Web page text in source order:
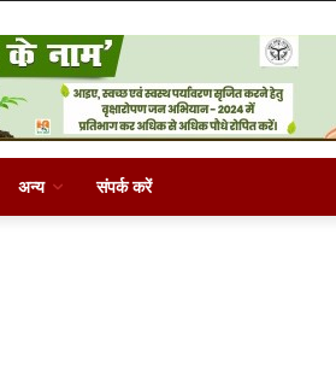
अन्य संपर्क करें